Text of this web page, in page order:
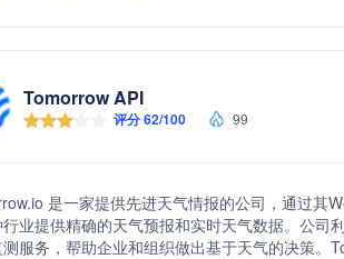
Tomorrow API
评分 62/100 99
是一家提供先进天气情报的公司，通过其
业提供精确的天气预报和实时天气数据。公司
服务，帮助企业和组织做出基于天气的决策。